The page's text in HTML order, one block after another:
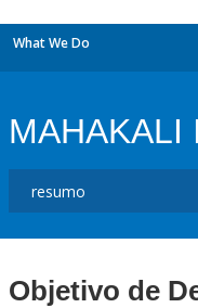
What We Do
MAHAKALI
Objetivo de